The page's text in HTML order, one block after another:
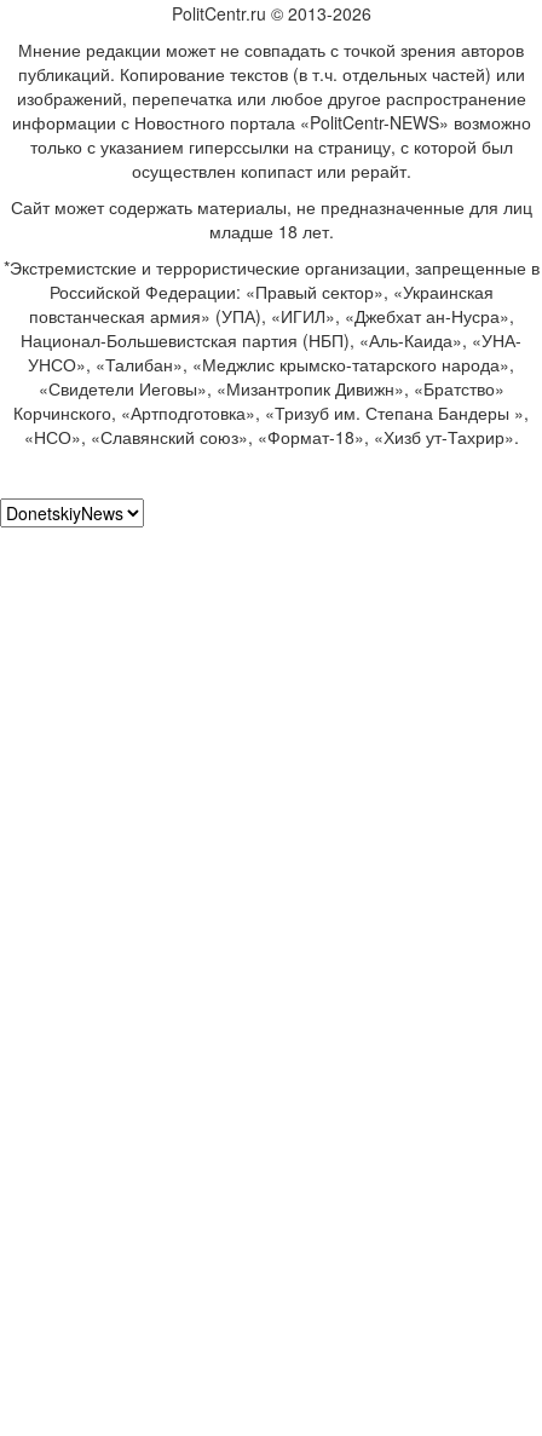
PolitCentr.ru © 2013-2026
Мнение редакции может не совпадать с точкой зрения авторов
публикаций. Копирование текстов (в т.ч. отдельных частей) или
изображений, перепечатка или любое другое распространение
информации с Новостного портала «PolitCentr-NEWS» возможно
только с указанием гиперссылки на страницу, с которой был
осуществлен копипаст или рерайт.
Сайт может содержать материалы, не предназначенные для лиц
младше 18 лет.
*Экстремистские и террористические организации, запрещенные в
Российской Федерации: «Правый сектор», «Украинская
повстанческая армия» (УПА), «ИГИЛ», «Джебхат ан-Нусра»,
Национал-Большевистская партия (НБП), «Аль-Каида», «УНА-
УНСО», «Талибан», «Меджлис крымско-татарского народа»,
«Свидетели Иеговы», «Мизантропик Дивижн», «Братство»
Корчинского, «Артподготовка», «Тризуб им. Степана Бандеры »,
«НСО», «Славянский союз», «Формат-18», «Хизб ут-Тахрир».